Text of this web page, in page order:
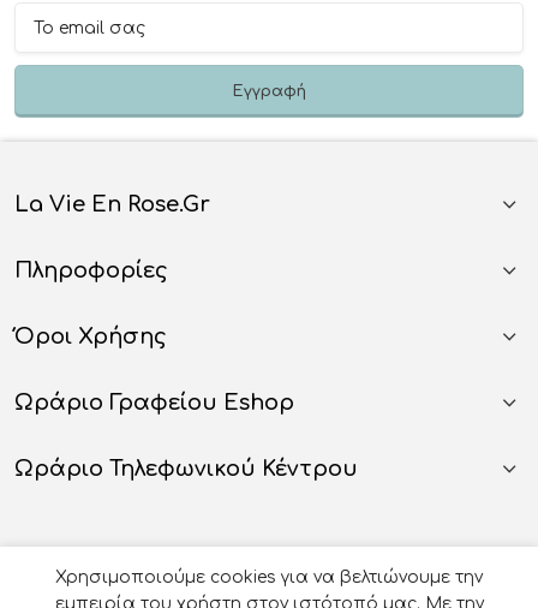
La Vie En Rose.gr
Πληροφορίες
Όροι Χρήσης
Ωράριο Γραφείου Eshop
Ωράριο Τηλεφωνικού Κέντρου
Χρησιμοποιούμε cookies για να βελτιώνουμε την
εμπειρία του χρήστη στον ιστότοπό μας. Με την